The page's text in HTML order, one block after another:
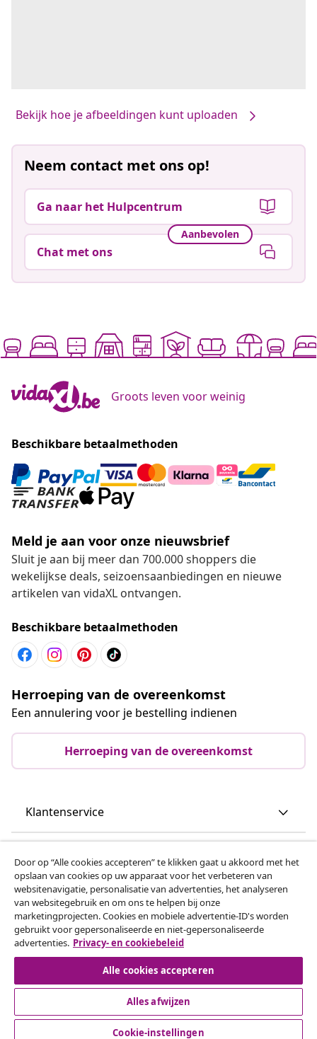
Bekijk hoe je afbeeldingen kunt uploaden
Neem contact met ons op!
Ga naar het Hulpcentrum
Aanbevolen
Chat met ons
Groots leven voor weinig
Beschikbare betaalmethoden
Meld je aan voor onze nieuwsbrief
Sluit je aan bij meer dan 700.000 shoppers die
wekelijkse deals, seizoensaanbiedingen en nieuwe
artikelen van vidaXL ontvangen.
Beschikbare betaalmethoden
Herroeping van de overeenkomst
Een annulering voor je bestelling indienen
Herroeping van de overeenkomst
Klantenservice
vidaXL
Ontdek meer
Door op “Alle cookies accepteren” te klikken gaat u akkoord met het
opslaan van cookies op uw apparaat voor het verbeteren van
websitenavigatie, personalisatie van advertenties, het analyseren
van websitegebruik en om ons te helpen bij onze
marketingprojecten. Cookies en mobiele advertentie-ID's worden
gebruikt voor gepersonaliseerde en niet-gepersonaliseerde
advertenties. Privacy- en cookiebeleid
Alle cookies accepteren
Alles afwijzen
Cookie-instellingen